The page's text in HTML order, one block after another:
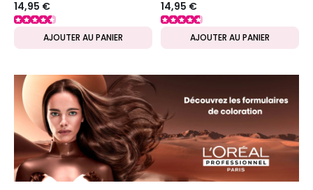
DISPONIBLES
14,95 €
AJOUTER AU PANIER
DISPONIBLES
14,95 €
AJOUTER AU PANIER